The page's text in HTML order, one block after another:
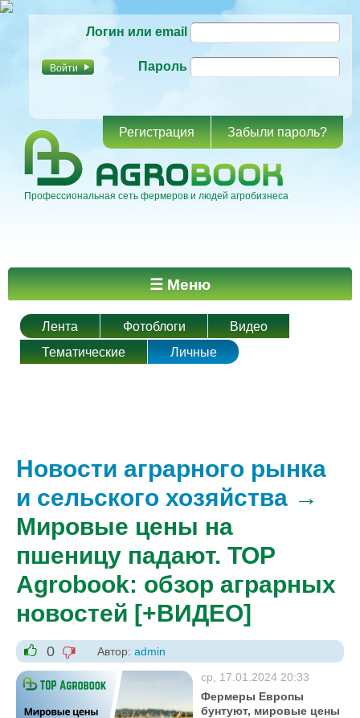
основному
Логин или email
Пароль
Регистрация Забыли пароль?
Профессиональная сеть фермеров и людей агробизнеса
Главное меню ☰ Меню
Лента Фотоблоги
Видео
Тематические
Личные
Новости аграрного рынка
и сельского хозяйства →
Мировые цены на
пшеницу падают. TOP
Agrobook: обзор аграрных
новостей [+ВИДЕО]
+1
0
-1
Автор: admin
ср, 17.01.2024 20:33
Фермеры Европы
бунтуют, мировые цены